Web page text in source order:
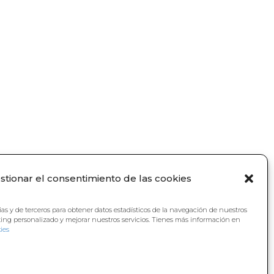
el consentimiento de las cookies
y de terceros para obtener datos estadísticos de la navegación de nuestros
personalizado y mejorar nuestros servicios. Tienes más información en